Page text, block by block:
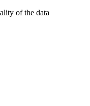
of the data